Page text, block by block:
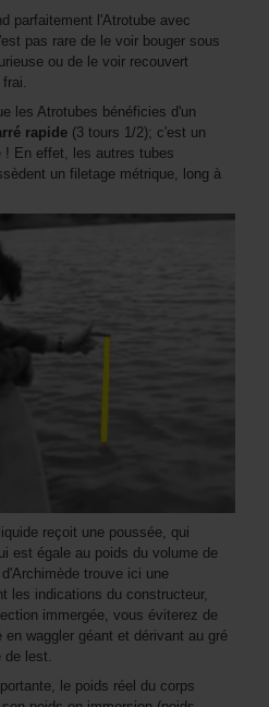
parfaitement l'Atrotube avec
pas rare de le voir bouger sous
ou de le voir recouvert
les Atrotubes bénéficies d'un
rapide (3 tours 1/2); c'est un
! En effet, les autres tubes
un filetage métrique, long à
reçoit une poussée, qui
est égale au poids du volume de
trouve ici une
les indications du constructeur,
immergée, vous éviterez de
waggler géant et dérivant au gré
de lest.
le poids réel du corps